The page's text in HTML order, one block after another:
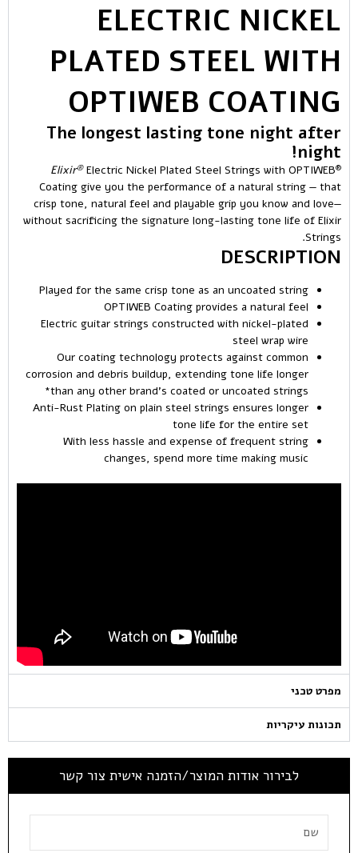
ELECTRIC NICKEL
PLATED STEEL WITH
OPTIWEB COATING
The longest lasting tone night after
night!
Elixir®Electric Nickel Plated Steel Strings with OPTIWEB®
Coating give you the performance of a natural string — that
crisp tone, natural feel and playable grip you know and love—
without sacrificing the signature long-lasting tone life of Elixir
Strings.
DESCRIPTION
Played for the same crisp tone as an uncoated string
OPTIWEB Coating provides a natural feel
Electric guitar strings constructed with nickel-plated
steel wrap wire
Our coating technology protects against common
corrosion and debris buildup, extending tone life longer
than any other brand’s coated or uncoated strings*
Anti-Rust Plating on plain steel strings ensures longer
tone life for the entire set
With less hassle and expense of frequent string
changes, spend more time making music
מפרט טכני
תכונות עיקריות
לבירור אודות המוצר/הזמנה אישית צור קשר